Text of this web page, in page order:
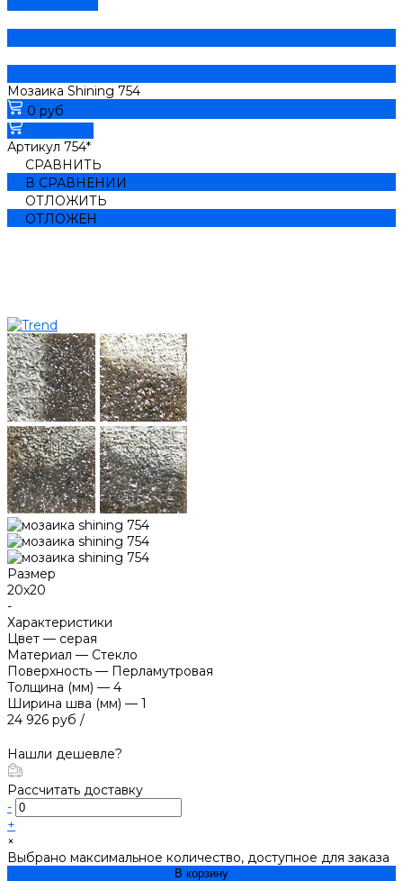
Мозаика Shining 754
0 руб
Артикул 754*
СРАВНИТЬ
В СРАВНЕНИИ
ОТЛОЖИТЬ
ОТЛОЖЕН
Размер
20x20
-
Характеристики
Цвет — серая
Материал — Стекло
Поверхность — Перламутровая
Толщина (мм) — 4
Ширина шва (мм) — 1
24 926 руб /
Нашли дешевле?
Рассчитать доставку
-
+
×
Выбрано максимальное количество, доступное для заказа
В корзину